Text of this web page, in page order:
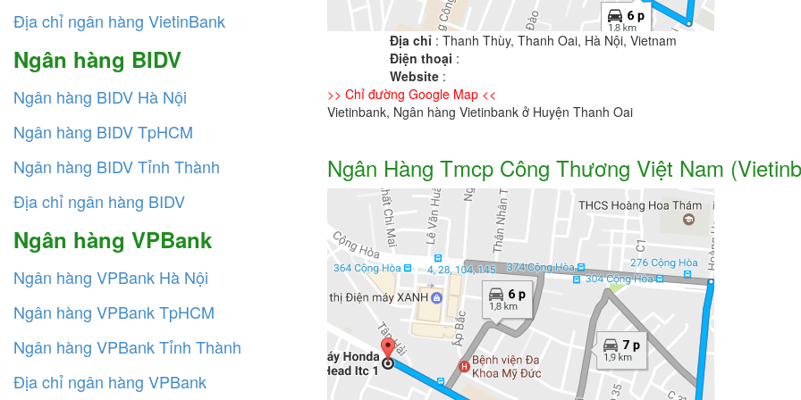
Địa chỉ ngân hàng VietinBank
Ngân hàng BIDV
Ngân hàng BIDV Hà Nội
Ngân hàng BIDV TpHCM
Ngân hàng BIDV Tỉnh Thành
Địa chỉ ngân hàng BIDV
Ngân hàng VPBank
Ngân hàng VPBank Hà Nội
Ngân hàng VPBank TpHCM
Ngân hàng VPBank Tỉnh Thành
Địa chỉ ngân hàng VPBank
Địa chỉ : Thanh Thùy, Thanh Oai, Hà Nội, Vietnam
Điện thoại :
Website :
>> Chỉ đường Google Map <<
Vietinbank, Ngân hàng Vietinbank ở Huyện Thanh Oai
Ngân Hàng Tmcp Công Thương Việt Nam